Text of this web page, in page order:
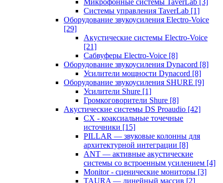
Микрофонные системы TaverLab [3]
Системы управления TaverLab [1]
Оборудование звукоусиления Electro-Voice
[29]
Акустические системы Electro-Voice
[21]
Сабвуферы Electro-Voice [8]
Оборудование звукоусиления Dynacord [8]
Усилители мощности Dynacord [8]
Оборудование звукоусиления SHURE [9]
Усилители Shure [1]
Громкоговорители Shure [8]
Акустические системы DS Proaudio [42]
CX - коаксиальные точечные
источники [15]
PILLAR — звуковые колонны для
архитектурной интеграции [8]
ANT — активные акустические
системы со встроенным усилением [4]
Monitor - сценические мониторы [3]
TAURA — линейный массив [2]